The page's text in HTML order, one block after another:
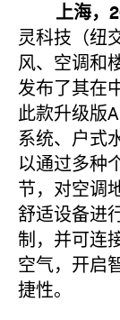
上海，
灵科技（纽
风、空调和
发布了其在
此款升级版
系统、户式
以通过多种
节，对空调
舒适设备进
制，并可连
空气，开启
捷性。